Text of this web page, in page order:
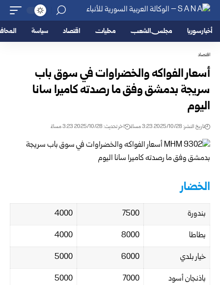
أخبار سوريا مجلس الشعب محليات اقتصاد سياسة
اقتصاد
أسعار الفواكه والخضراوات في سوق باب
سريجة بدمشق وفق ما رصدته كاميرا سانا
اليوم
تاريخ النشر: 2025/10/28 3:23 مساءً اخر تحديث: 2025/10/28 3:23 مساءً
الخضار
بندورة 7500
4000
بطاطا
8000
4000
خيار بلدي
6000
5000
باذنجان أسود
7000
5000